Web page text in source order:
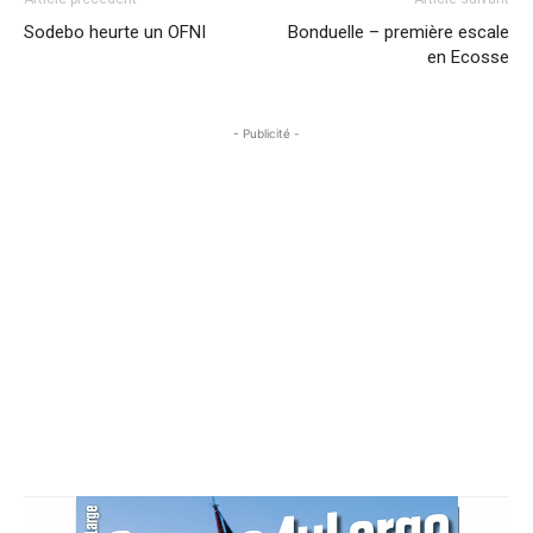
Sodebo heurte un OFNI
Bonduelle – première escale
en Ecosse
- Publicité -